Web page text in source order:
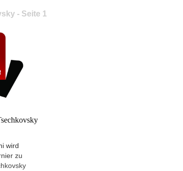
- Seite 1
wird
zu